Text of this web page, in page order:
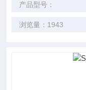
产品型号：
浏览量：1943